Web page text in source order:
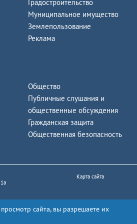
Градостроительство
Муниципальное имущество
Землепользование
Реклама
Общество
Публичные слушания и
общественные обсуждения
Гражданская защита
Общественная безопасность
Карта сайта
сайта, вы разрешаете их